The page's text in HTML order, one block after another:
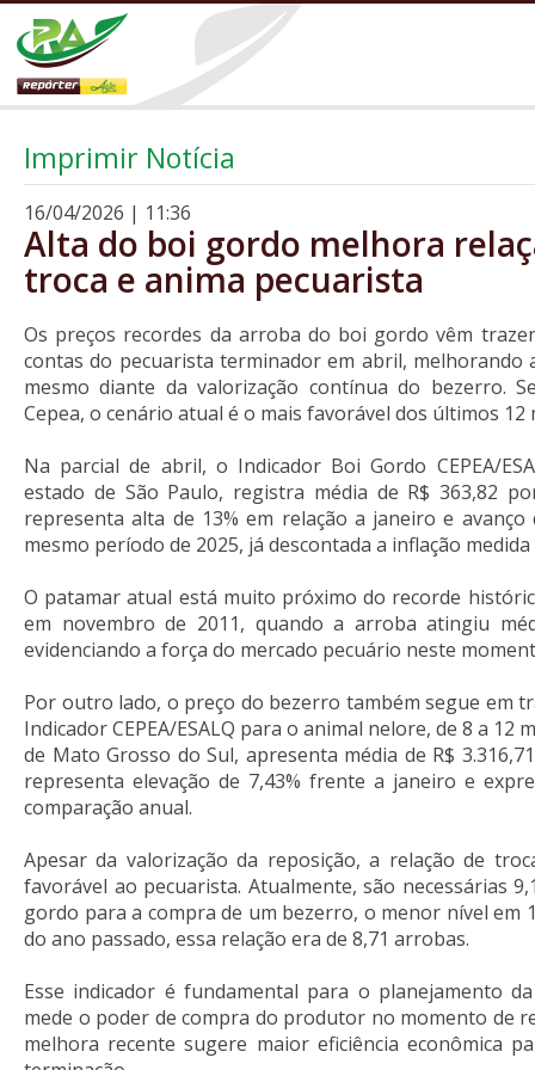
Imprimir Notícia
16/04/2026 | 11:36
Alta do boi gordo melhora
troca e anima pecuarista
Os preços recordes da arroba do boi gordo vêm
contas do pecuarista terminador em abril, melhorando
mesmo diante da valorização contínua do bezerro.
Cepea, o cenário atual é o mais favorável dos últimos 12
Na parcial de abril, o Indicador Boi Gordo CEPEA/
estado de São Paulo, registra média de R$ 363,82
representa alta de 13% em relação a janeiro e
mesmo período de 2025, já descontada a inflação medida
O patamar atual está muito próximo do recorde
em novembro de 2011, quando a arroba atingiu
evidenciando a força do mercado pecuário neste
Por outro lado, o preço do bezerro também segue em
Indicador CEPEA/ESALQ para o animal nelore, de 8 a 12
de Mato Grosso do Sul, apresenta média de R$
representa elevação de 7,43% frente a janeiro e
comparação anual.
Apesar da valorização da reposição, a relação de
favorável ao pecuarista. Atualmente, são necessárias
gordo para a compra de um bezerro, o menor nível em
do ano passado, essa relação era de 8,71 arrobas.
Esse indicador é fundamental para o planejamento
mede o poder de compra do produtor no momento de
melhora recente sugere maior eficiência econômica